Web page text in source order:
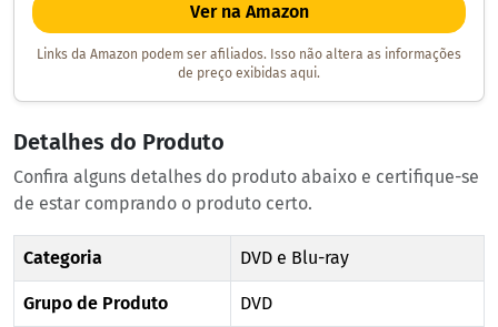
Ver na Amazon
Links da Amazon podem ser afiliados. Isso não altera as informações
de preço exibidas aqui.
Detalhes do Produto
Confira alguns detalhes do produto abaixo e certifique-se
de estar comprando o produto certo.
Categoria DVD e Blu-ray
Grupo de Produto DVD